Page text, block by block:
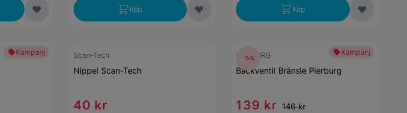
Köp Köp
Kampanj Scan-Tech
Nippel Scan-Tech
40 kr
Kampanj
PIERBURG
Backventil Bränsle Pierburg
139 kr 146 kr
-5%